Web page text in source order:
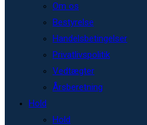
Om os
Bestyrelse
Handelsbetingelser
Privatlivspolitik
Vedtægter
Årsberetning
Hold
Hold